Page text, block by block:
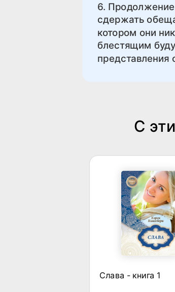
6.
сдержать
котором они
блестящим
представления
С
Слава - книга 1